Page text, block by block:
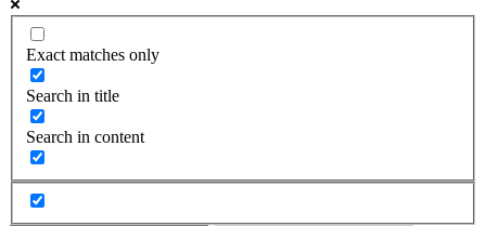
Exact matches only
Search in title
Search in content